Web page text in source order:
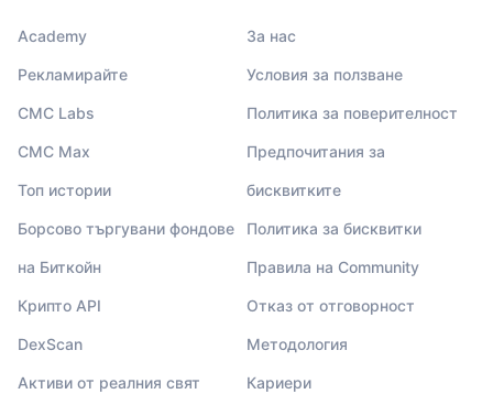
Academy
Рекламирайте
CMC Labs
CMC Max
Топ истории
Борсово търгувани фондове
на Биткойн
Крипто API
DexScan
Активи от реалния свят
За нас
Условия за ползване
Политика за поверителност
Предпочитания за
бисквитките
Политика за бисквитки
Правила на Community
Отказ от отговорност
Методология
Кариери